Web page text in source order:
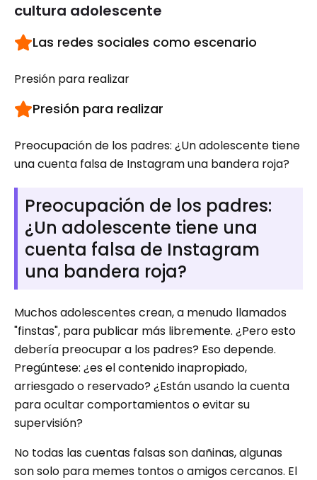
cultura adolescente
Las redes sociales como escenario
Presión para realizar
Presión para realizar
Preocupación de los padres: ¿Un adolescente tiene
una cuenta falsa de Instagram una bandera roja?
Preocupación de los padres:
¿Un adolescente tiene una
cuenta falsa de Instagram
una bandera roja?
Muchos adolescentes crean, a menudo llamados
"finstas", para publicar más libremente. ¿Pero esto
debería preocupar a los padres? Eso depende.
Pregúntese: ¿es el contenido inapropiado,
arriesgado o reservado? ¿Están usando la cuenta
para ocultar comportamientos o evitar su
supervisión?
No todas las cuentas falsas son dañinas, algunas
son solo para memes tontos o amigos cercanos. El